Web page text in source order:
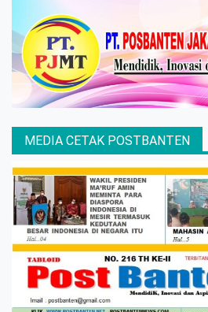
MEDIA CETAK POSTBANTEN